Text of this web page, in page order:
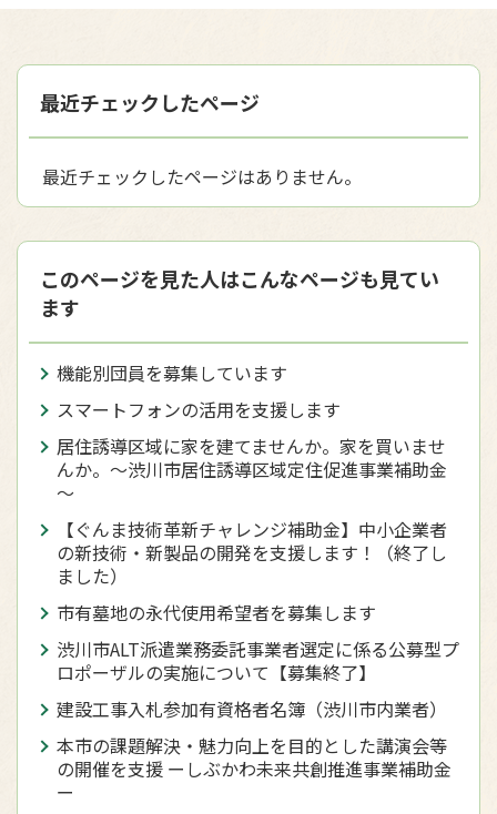
最近チェックしたページ
最近チェックしたページはありません。
このページを見た人はこんなページも見てい
ます
機能別団員を募集しています
スマートフォンの活用を支援します
居住誘導区域に家を建てませんか。家を買いませ
んか。～渋川市居住誘導区域定住促進事業補助金
～
【ぐんま技術革新チャレンジ補助金】中小企業者
の新技術・新製品の開発を支援します！（終了し
ました）
市有墓地の永代使用希望者を募集します
渋川市ALT派遣業務委託事業者選定に係る公募型プ
ロポーザルの実施について【募集終了】
建設工事入札参加有資格者名簿（渋川市内業者）
本市の課題解決・魅力向上を目的とした講演会等
の開催を支援 ーしぶかわ未来共創推進事業補助金
ー